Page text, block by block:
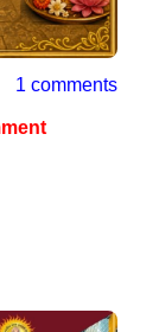
1 comments